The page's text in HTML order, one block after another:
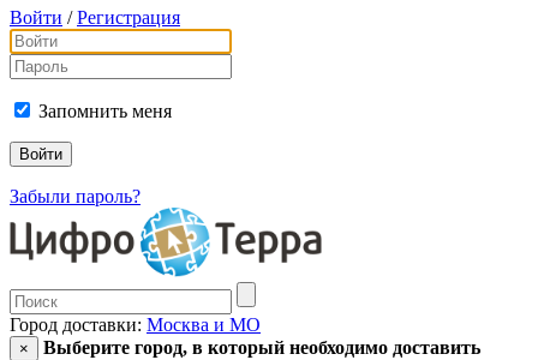
Войти / Регистрация
Запомнить меня
Забыли пароль?
Город доставки: Москва и МО
×
Выберите город, в который необходимо доставить